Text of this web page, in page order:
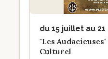
du 15 juillet au
"Les
Culturel